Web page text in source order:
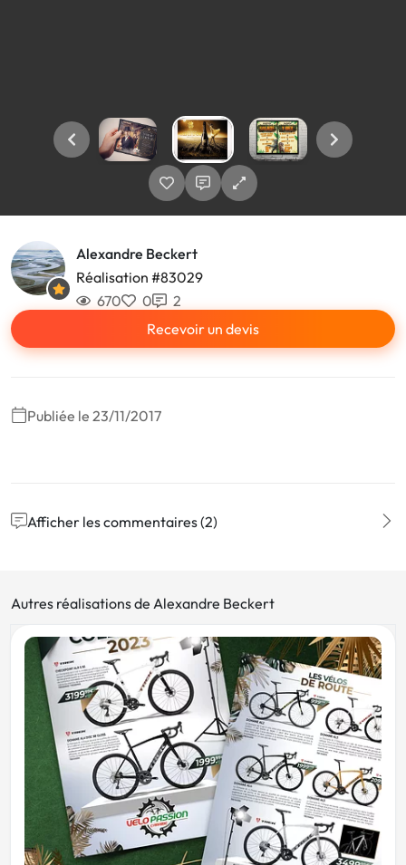
Alexandre Beckert
Réalisation #83029
670
0
2
Recevoir un devis
Publiée le 23/11/2017
Afficher les commentaires (2)
Autres réalisations de Alexandre Beckert